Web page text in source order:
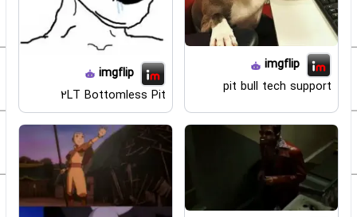
imgflip
pit bull tech support
imgflip
2LT Bottomless Pit